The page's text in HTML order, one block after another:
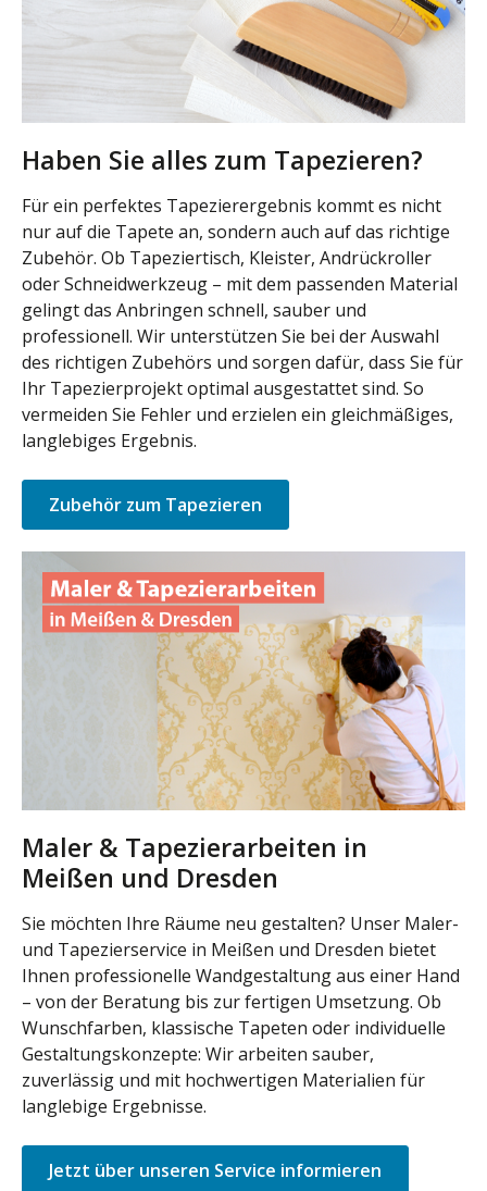
Haben Sie alles zum Tapezieren?
Für ein perfektes Tapezierergebnis kommt es nicht
nur auf die Tapete an, sondern auch auf das richtige
Zubehör. Ob Tapeziertisch, Kleister, Andrückroller
oder Schneidwerkzeug – mit dem passenden Material
gelingt das Anbringen schnell, sauber und
professionell. Wir unterstützen Sie bei der Auswahl
des richtigen Zubehörs und sorgen dafür, dass Sie für
Ihr Tapezierprojekt optimal ausgestattet sind. So
vermeiden Sie Fehler und erzielen ein gleichmäßiges,
langlebiges Ergebnis.
Zubehör zum Tapezieren
Maler & Tapezierarbeiten in
Meißen und Dresden
Sie möchten Ihre Räume neu gestalten? Unser Maler-
und Tapezierservice in Meißen und Dresden bietet
Ihnen professionelle Wandgestaltung aus einer Hand
– von der Beratung bis zur fertigen Umsetzung. Ob
Wunschfarben, klassische Tapeten oder individuelle
Gestaltungskonzepte: Wir arbeiten sauber,
zuverlässig und mit hochwertigen Materialien für
langlebige Ergebnisse.
Jetzt über unseren Service informieren